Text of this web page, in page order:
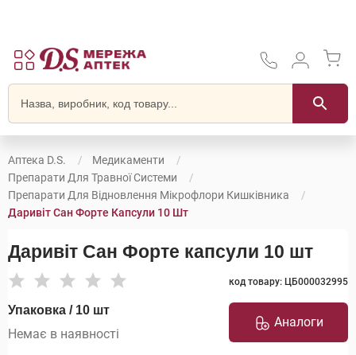
Аптека D.S.
Медикаменти
Препарати Для Травної Системи
Препарати Для Відновлення Мікрофлори Кишківника
Даривіт Сан Форте Капсули 10 Шт
Даривіт Сан Форте капсули 10 шт
код товару: ЦБ000032995
Упаковка / 10 шт
Немає в наявності
Аналоги